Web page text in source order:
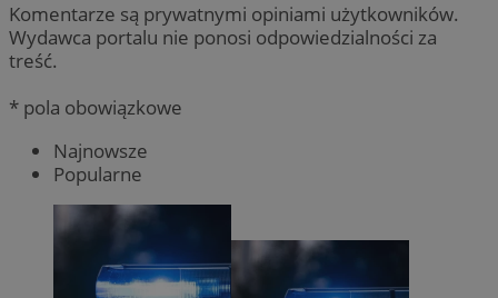
Komentarze są prywatnymi opiniami użytkowników.
Wydawca portalu nie ponosi odpowiedzialności za
treść.
* pola obowiązkowe
Najnowsze
Popularne